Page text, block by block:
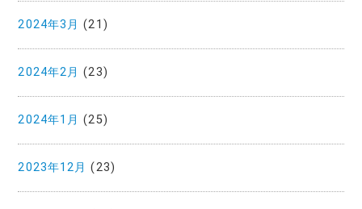
2024年3月 (21)
2024年2月 (23)
2024年1月 (25)
2023年12月 (23)